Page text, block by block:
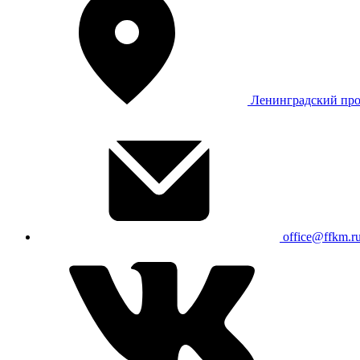
Ленинградский
office@ffkm.ru